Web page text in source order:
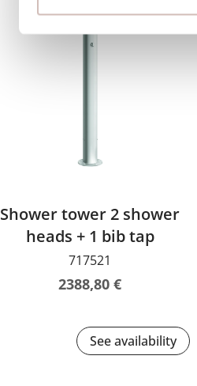
Shower tower 2 shower
heads + 1 bib tap
717521
2388,80 €
See availability